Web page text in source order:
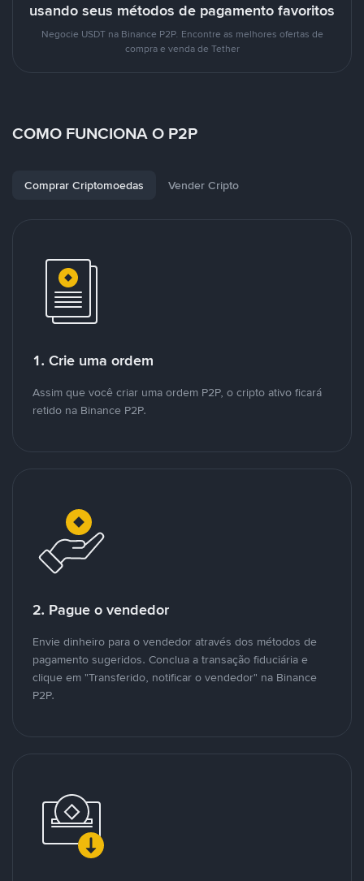
usando seus métodos de pagamento favoritos
Negocie USDT na Binance P2P. Encontre as melhores ofertas de
compra e venda de Tether
COMO FUNCIONA O P2P
Comprar Criptomoedas Vender Cripto
1. Crie uma ordem
Assim que você criar uma ordem P2P, o cripto ativo ficará
retido na Binance P2P.
2. Pague o vendedor
Envie dinheiro para o vendedor através dos métodos de
pagamento sugeridos. Conclua a transação fiduciária e
clique em "Transferido, notificar o vendedor" na Binance
P2P.